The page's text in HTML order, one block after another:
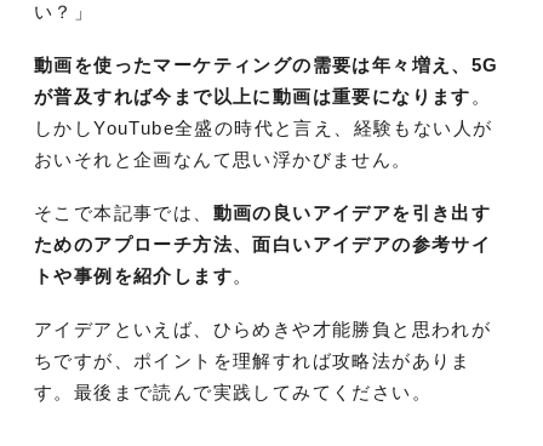
い？」
動画を使ったマーケティングの需要は年々増え、5G
が普及すれば今まで以上に動画は重要になります 。
しかしYouTube全盛の時代と言え、経験もない人が
おいそれと企画なんて思い浮かびません。
そこで本記事では、 動画の良いアイデアを引き出す
ためのアプローチ方法、面白いアイデアの参考サイ
トや事例を紹介します。
アイデアといえば、ひらめきや才能勝負と思われが
ちですが、ポイントを理解すれば攻略法がありま
す。最後まで読んで実践してみてください。